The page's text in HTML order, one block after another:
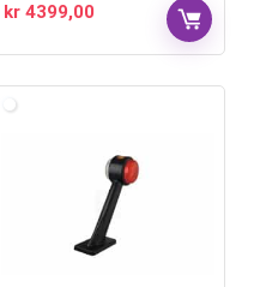
kr 4399,00